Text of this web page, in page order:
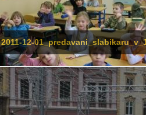
2011-12-